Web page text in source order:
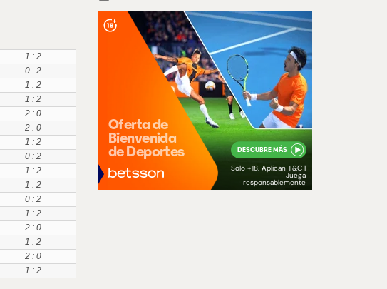
1 : 2
0 : 2
1 : 2
1 : 2
2 : 0
2 : 0
1 : 2
0 : 2
1 : 2
1 : 2
0 : 2
1 : 2
2 : 0
1 : 2
2 : 0
1 : 2